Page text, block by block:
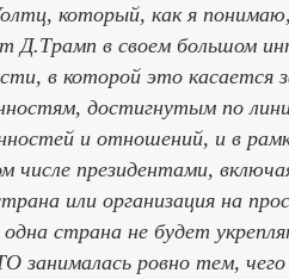
который, как я
Д.Трамп в своем большом
в которой это касается
достигнутым по
и отношений, и в
числе президентами,
или организация на
страна не будет
занималась ровно тем,